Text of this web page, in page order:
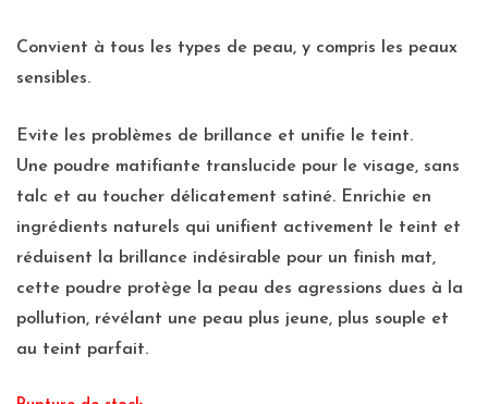
Convient à tous les types de peau, y compris les peaux
sensibles.
Evite les problèmes de brillance et unifie le teint.
Une poudre matifiante translucide pour le visage, sans
talc et au toucher délicatement satiné. Enrichie en
ingrédients naturels qui unifient activement le teint et
réduisent la brillance indésirable pour un finish mat,
cette poudre protège la peau des agressions dues à la
pollution, révélant une peau plus jeune, plus souple et
au teint parfait.